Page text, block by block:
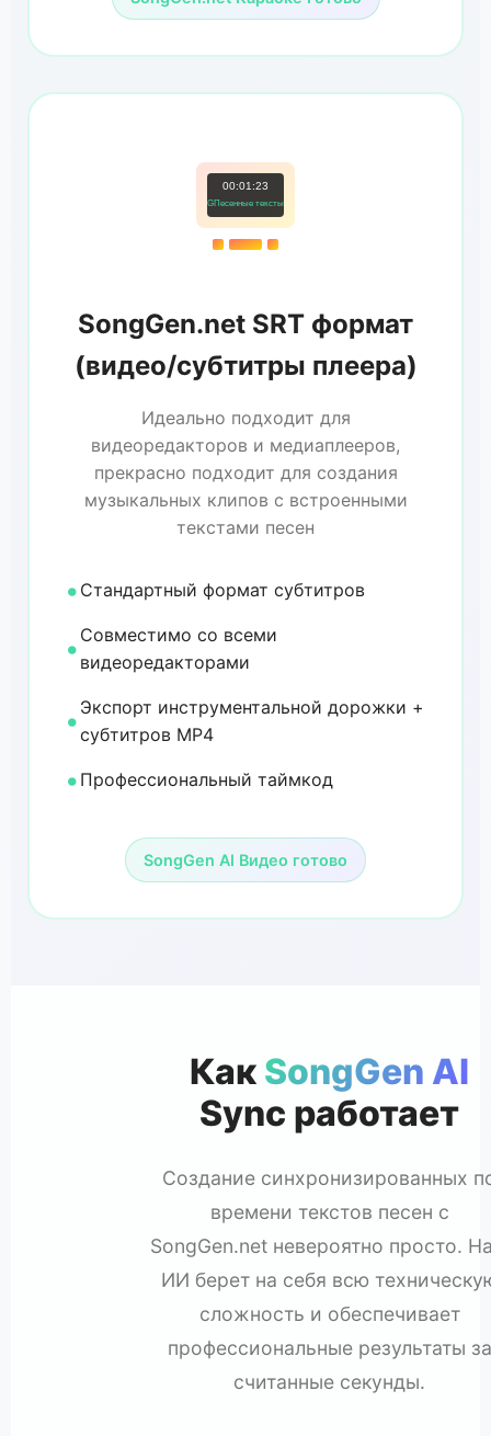
00:01:23
GПесенные тексты
SongGen.net SRT формат
(видео/субтитры плеера)
Идеально подходит для
видеоредакторов и медиаплееров,
прекрасно подходит для создания
музыкальных клипов с встроенными
текстами песен
Стандартный формат субтитров
Совместимо со всеми
видеоредакторами
Экспорт инструментальной дорожки +
субтитров MP4
Профессиональный таймкод
SongGen AI Видео готово
Как SongGen AI
Sync работает
Создание синхронизированных
времени текстов песен с
SongGen.net невероятно просто.
ИИ берет на себя всю
сложность и обеспечивает
профессиональные результаты за
считанные секунды.